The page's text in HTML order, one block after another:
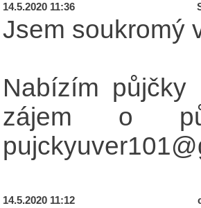
14.5.2020 11:36
Jsem soukromý
Nabízím
zájem o
14.5.2020 11:12